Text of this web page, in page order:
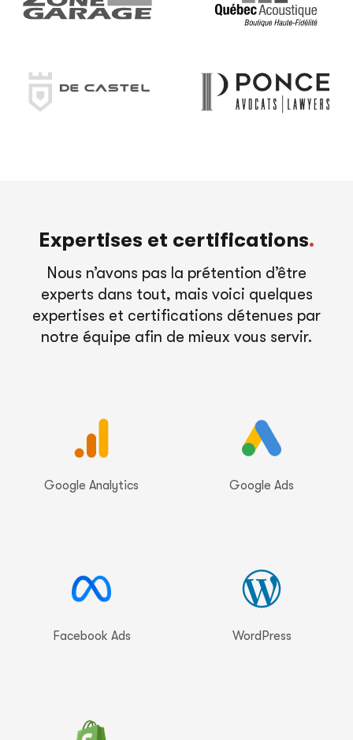
Expertises et certifications.
Nous n’avons pas la prétention d’être
experts dans tout, mais voici quelques
expertises et certifications détenues par
notre équipe afin de mieux vous servir.
Google Analytics Google Ads
Facebook Ads WordPress